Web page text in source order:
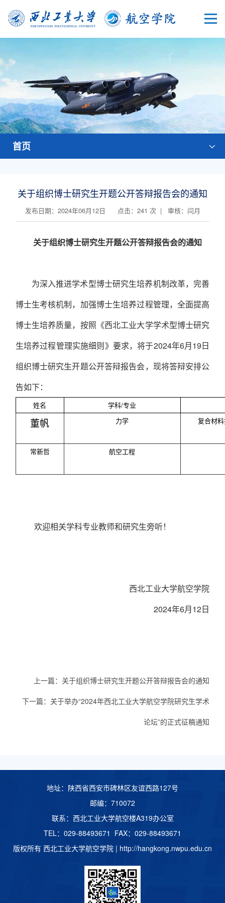
首页
关于组织博士研究生开题公开答辩报告会的通知
发布日期：2024年06月12日 点击： 241 次 | 审核：闫月
关于组织博士研究生开题公开答辩报告会的通知
为深入推进学术型博士研究生培养机制改革，完善
博士生考核机制，加强博士生培养过程管理，全面提高
博士生培养质量，按照《西北工业大学学术型博士研究
生培养过程管理实施细则》要求，将于2024年6月19日
组织博士研究生开题公开答辩报告会，现将答辩安排公
告如下：
姓名 学科/专业
董帆 力学 复合材
常新哲 航空工程
欢迎相关学科专业教师和研究生旁听！
西北工业大学航空学院
2024年6月12日
上一篇： 关于组织博士研究生开题公开答辩报告会的通知
下一篇： 关于举办“2024年西北工业大学航空学院研究生学术
论坛”的正式征稿通知
地址：陕西省西安市碑林区友谊西路127号
邮编：710072
联系：西北工业大学航空楼A319办公室
TEL：029-88493671 FAX：029-88493671
版权所有 西北工业大学航空学院 | http://hangkong.nwpu.edu.cn